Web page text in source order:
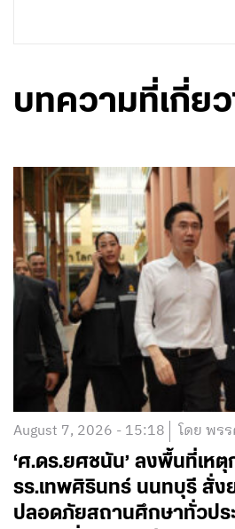
บทความที่เกี่ย
August 7, 2026 - 15:18 โดย พร
‘ศ.ดร.ยศชนัน’ ลงพื้นที่เหตุ
รร.เทพศิรินทร์ นนทบุรี สั่ง
ปลอดภัยสถานศึกษาทั่วปร